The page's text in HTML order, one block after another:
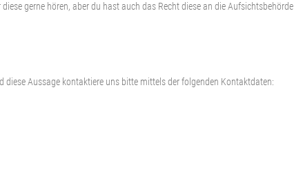
gerne hören, aber du hast auch das Recht diese an die Aufsichtsbehörde
Aussage kontaktiere uns bitte mittels der folgenden Kontaktdaten: